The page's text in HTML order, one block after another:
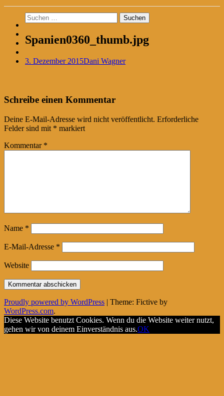
Suchen
nach:
Spanien0360_thumb.jpg
3. Dezember 2015Dani Wagner
Post
navigation
←
Schreibe einen Kommentar
Deine E-Mail-Adresse wird nicht veröffentlicht. Erforderliche
Felder sind mit * markiert
Kommentar *
Name *
E-Mail-Adresse *
Website
Proudly powered by WordPress | Theme: Fictive by
WordPress.com.
Diese Website benutzt Cookies. Wenn du die Website weiter nutzt,
gehen wir von deinem Einverständnis aus.OK